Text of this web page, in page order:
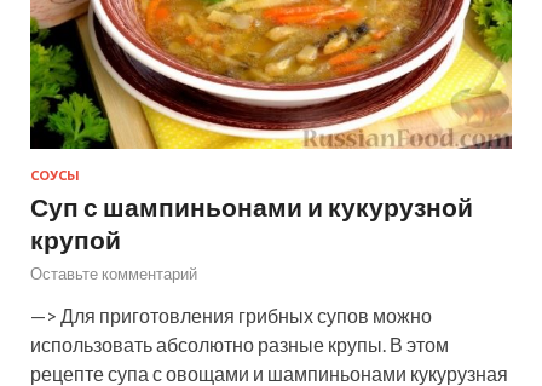
СОУСЫ
Суп с шампиньонами и кукурузной
крупой
Оставьте комментарий
—> Для приготовления грибных супов можно
использовать абсолютно разные крупы. В этом
рецепте супа с овощами и шампиньонами кукурузная